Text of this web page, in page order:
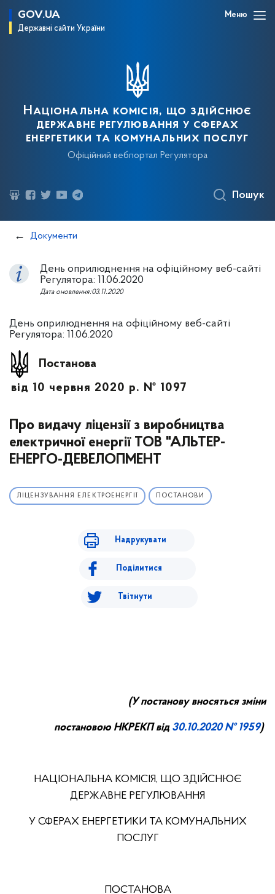
GOV.UA
Державні сайти України
Меню
Національна комісія, що здійснює
державне регулювання у сферах
енергетики та комунальних послуг
Офіційний вебпортал Регулятора
Пошук
Документи
День оприлюднення на офіційному веб-сайті
Регулятора: 11.06.2020
Дата оновлення:03.11.2020
День оприлюднення на офіційному веб-сайті
Регулятора: 11.06.2020
Постанова
від 10 червня 2020 р. № 1097
Про видачу ліцензії з виробництва
електричної енергії ТОВ "АЛЬТЕР-
ЕНЕРГО-ДЕВЕЛОПМЕНТ
ЛІЦЕНЗУВАННЯ ЕЛЕКТРОЕНЕРГІЇ ПОСТАНОВИ
Надрукувати
Поділитися
Твітнути
(У постанову вносяться зміни
постановою НКРЕКП від 30.10.2020№ 1959)
НАЦІОНАЛЬНА КОМІСІЯ, ЩО ЗДІЙСНЮЄ
ДЕРЖАВНЕ РЕГУЛЮВАННЯ
У СФЕРАХ ЕНЕРГЕТИКИ ТА КОМУНАЛЬНИХ
ПОСЛУГ
ПОСТАНОВА